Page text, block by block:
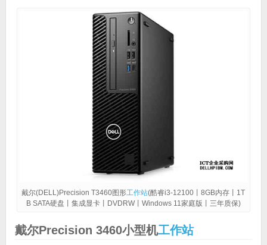
戴尔(DELL)Precision T3460图形工作站(酷睿i3-12100丨8GB内存丨1T
B SATA硬盘丨集成显卡丨DVDRW丨Windows 11家庭版丨三年质保)
戴尔Precision 3460小型机工作站